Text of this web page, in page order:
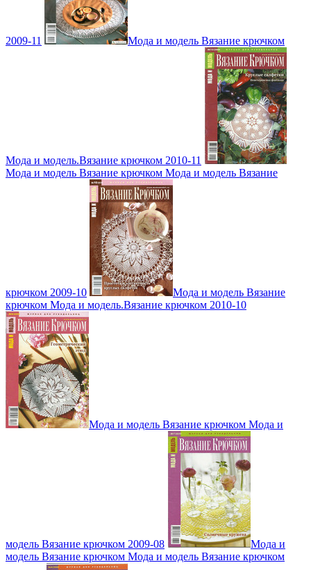
2009-11 Мода и модель Вязание крючком
Мода и модель.Вязание крючком 2010-11
Мода и модель Вязание крючком Мода и модель Вязание
крючком 2009-10
Мода и модель Вязание
крючком Мода и модель.Вязание крючком 2010-10
Мода и модель Вязание крючком Мода и
модель Вязание крючком 2009-08
Мода и
модель Вязание крючком Мода и модель Вязание крючком